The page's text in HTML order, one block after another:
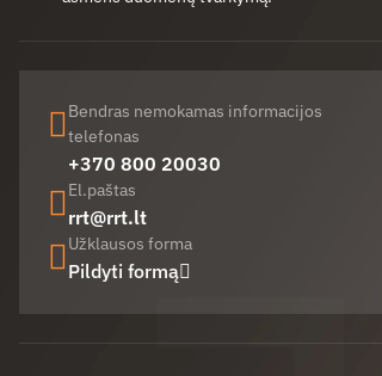
Bendras nemokamas informacijos
telefonas
+370 800 20030
El.paštas
rrt@rrt.lt
Užklausos forma
Pildyti formą